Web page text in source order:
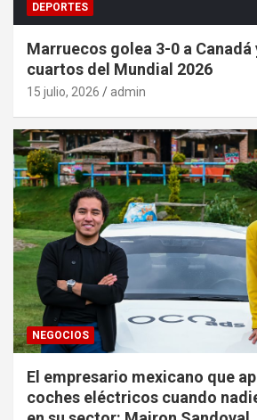
DEPORTES
Marruecos golea 3-0 a Canadá
cuartos del Mundial 2026
15 julio, 2026 admin
NEGOCIOS
El empresario mexicano que
coches eléctricos cuando